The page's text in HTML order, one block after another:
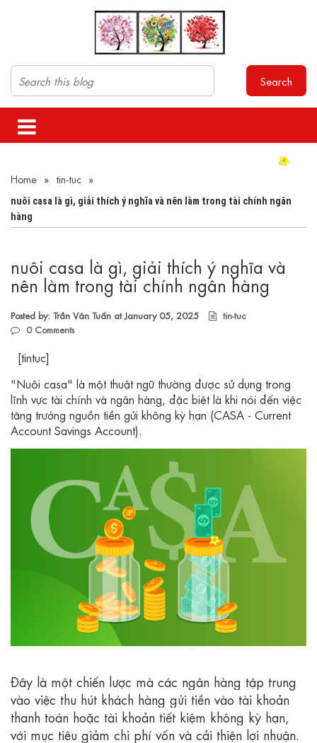
Search
Home » tin-tuc »
nuôi casa là gì, giải thích ý nghĩa và nên làm trong tài chính ngân
hàng
nuôi casa là gì, giải thích ý nghĩa và
nên làm trong tài chính ngân hàng
Posted by: Trần Văn Tuấn at January 05, 2025
tin-tuc
0Comments
[tintuc]
"Nuôi casa" là một thuật ngữ thường được sử dụng trong
lĩnh vực tài chính và ngân hàng, đặc biệt là khi nói đến việc
tăng trưởng nguồn tiền gửi không kỳ hạn (CASA - Current
Account Savings Account).
Đây là một chiến lược mà các ngân hàng tập trung
vào việc thu hút khách hàng gửi tiền vào tài khoản
thanh toán hoặc tài khoản tiết kiệm không kỳ hạn,
với mục tiêu giảm chi phí vốn và cải thiện lợi nhuận.